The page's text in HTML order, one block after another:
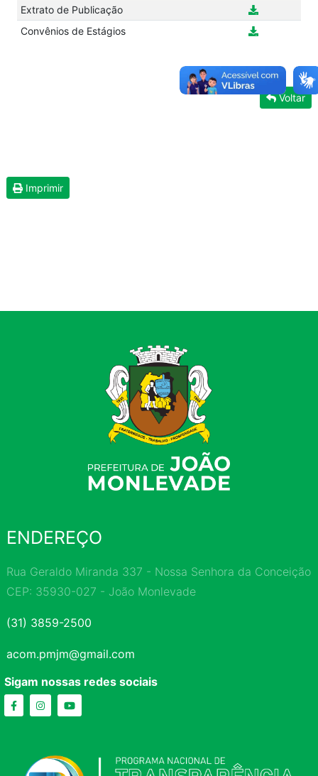
Extrato de Publicação
Convênios de Estágios
Voltar
Imprimir
ENDEREÇO
Rua Geraldo Miranda 337 - Nossa Senhora da Conceição
CEP: 35930-027 - João Monlevade
(31) 3859-2500
acom.pmjm@gmail.com
Sigam nossas redes sociais